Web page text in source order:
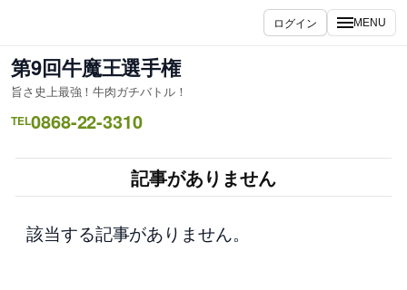
を
ス
キ
ッ
ログイン MENU
第9回牛魔王選手権
旨さ史上最強！牛肉ガチバトル！
TEL0868-22-3310
記事がありません
該当する記事がありません。